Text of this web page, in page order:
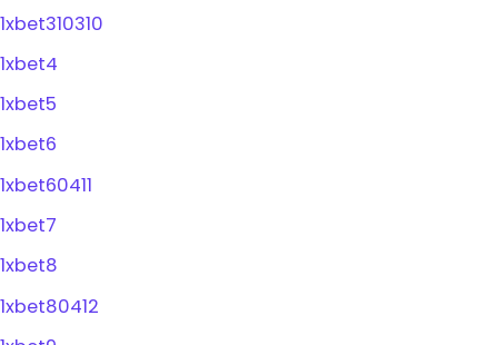
1xbet310310
1xbet4
1xbet5
1xbet6
1xbet60411
1xbet7
1xbet8
1xbet80412